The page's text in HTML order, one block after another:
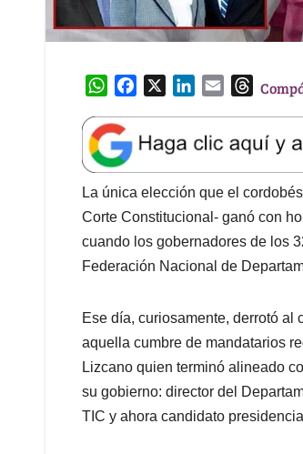
W
a
t
s
A
p
p
e
b
o
o
k
k
e
d
I
n
l
T
e
a
d
s
La única elección que el
Corte Constitucional- ganó con
cuando los gobernadores de los
Federación Nacional de
Ese día, curiosamente, derrotó al
aquella cumbre de mandatarios
Lizcano quien terminó alineado
su gobierno: director del
TIC y ahora candidato